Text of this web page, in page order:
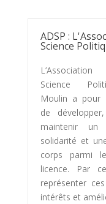
ADSP :
Science
Science
Moulin a pour
de
maintenir un
solidarité et
corps parmi
licence. Par
représenter
intérêts et